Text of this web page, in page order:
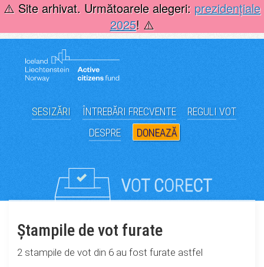
Skip
to
⚠️ Site arhivat. Următoarele alegeri: prezidențiale
2025! ⚠️
SESIZĂRI ÎNTREBĂRI FRECVENTE
REGULI VOT
DESPRE
DONEAZĂ
Ștampile de vot furate
2 stampile de vot din 6 au fost furate astfel